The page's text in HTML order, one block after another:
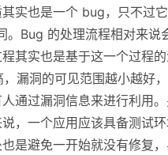
实也是一个 bug，只不过
Bug 的处理流程相对来
其实也是基于这一个过程
漏洞的可见范围越小越好
通过漏洞信息来进行利用
，一个应用应该具备测试环
是避免一开始就没有修复，